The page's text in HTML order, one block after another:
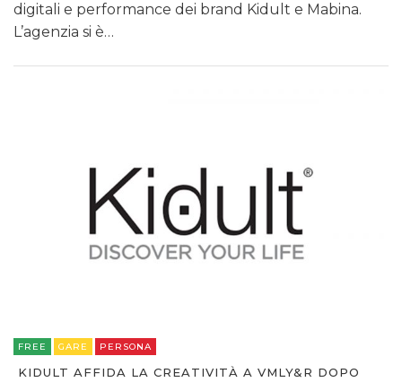
digitali e performance dei brand Kidult e Mabina.
L’agenzia si è…
FREE GARE PERSONA
KIDULT AFFIDA LA CREATIVITÀ A VMLY&R DOPO